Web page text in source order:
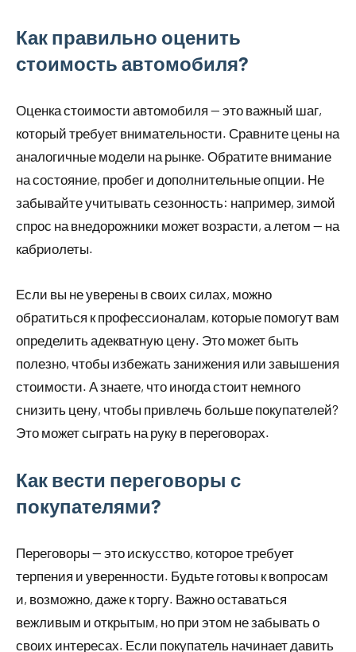
Как правильно оценить
стоимость автомобиля?
Оценка стоимости автомобиля — это важный шаг,
который требует внимательности. Сравните цены на
аналогичные модели на рынке. Обратите внимание
на состояние, пробег и дополнительные опции. Не
забывайте учитывать сезонность: например, зимой
спрос на внедорожники может возрасти, а летом — на
кабриолеты.
Если вы не уверены в своих силах, можно
обратиться к профессионалам, которые помогут вам
определить адекватную цену. Это может быть
полезно, чтобы избежать занижения или завышения
стоимости. А знаете, что иногда стоит немного
снизить цену, чтобы привлечь больше покупателей?
Это может сыграть на руку в переговорах.
Как вести переговоры с
покупателями?
Переговоры — это искусство, которое требует
терпения и уверенности. Будьте готовы к вопросам
и, возможно, даже к торгу. Важно оставаться
вежливым и открытым, но при этом не забывать о
своих интересах. Если покупатель начинает давить